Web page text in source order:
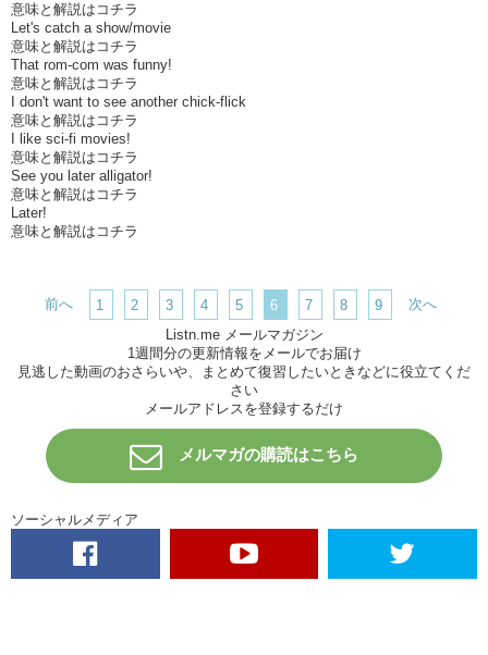
意味と解説はコチラ
Let's catch a show/movie
意味と解説はコチラ
That rom-com was funny!
意味と解説はコチラ
I don't want to see another chick-flick
意味と解説はコチラ
I like sci-fi movies!
意味と解説はコチラ
See you later alligator!
意味と解説はコチラ
Later!
意味と解説はコチラ
前へ 1 2 3 4 5 6 7 8 9
次へ
Listn.me メールマガジン
1週間分の更新情報をメールでお届け
見逃した動画のおさらいや、まとめて復習したいときなどに役立てくだ
さい
メールアドレスを登録するだけ
メルマガの購読はこちら
ソーシャルメディア